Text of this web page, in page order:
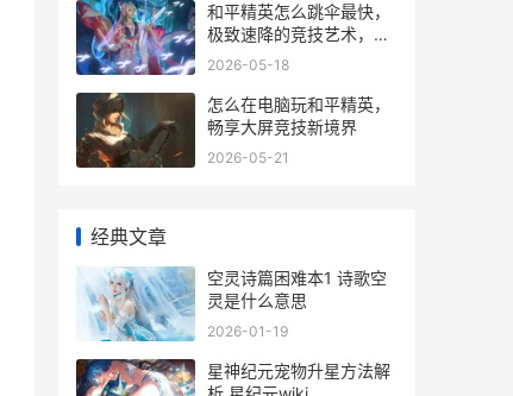
和平精英怎么跳伞最快，
极致速降的竞技艺术，副
标题，顶尖玩家突破落点
2026-05-18
怎么在电脑玩和平精英，
畅享大屏竞技新境界
2026-05-21
经典文章
空灵诗篇困难本1 诗歌空
灵是什么意思
2026-01-19
星神纪元宠物升星方法解